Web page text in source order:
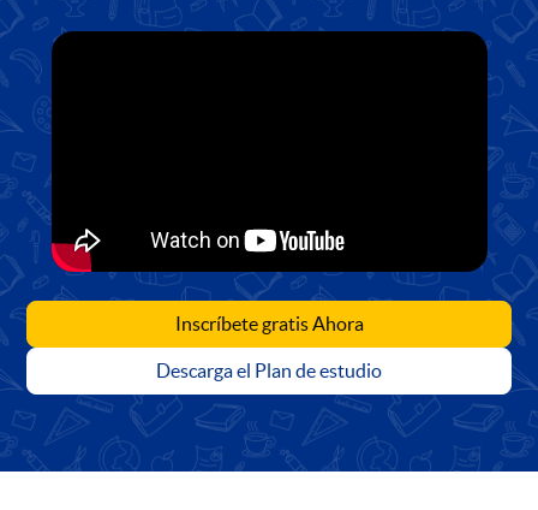
Inscríbete gratis Ahora
Descarga el Plan de estudio